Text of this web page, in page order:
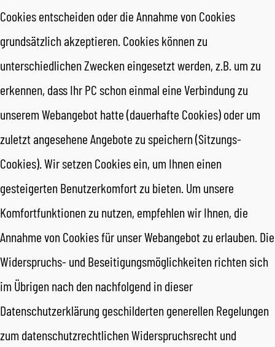
Cookies entscheiden oder die Annahme von Cookies
grundsätzlich akzeptieren. Cookies können zu
unterschiedlichen Zwecken eingesetzt werden, z.B. um zu
erkennen, dass Ihr PC schon einmal eine Verbindung zu
unserem Webangebot hatte (dauerhafte Cookies) oder um
zuletzt angesehene Angebote zu speichern (Sitzungs-
Cookies). Wir setzen Cookies ein, um Ihnen einen
gesteigerten Benutzerkomfort zu bieten. Um unsere
Komfortfunktionen zu nutzen, empfehlen wir Ihnen, die
Annahme von Cookies für unser Webangebot zu erlauben. Die
Widerspruchs- und Beseitigungsmöglichkeiten richten sich
im Übrigen nach den nachfolgend in dieser
Datenschutzerklärung geschilderten generellen Regelungen
zum datenschutzrechtlichen Widerspruchsrecht und